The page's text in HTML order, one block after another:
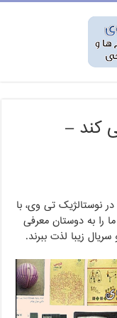
کند –
نوستالژیک تی وی، با
به دوستان معرفی
زیبا لذت ببرند.